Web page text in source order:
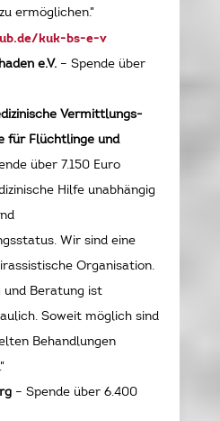
ermöglichen."
kuk-bs-e-v
e.V.– Spende über
Vermittlungs-
für Flüchtlinge und
über 7.150 Euro
Hilfe unabhängig
Wir sind eine
Organisation.
Beratung ist
Soweit möglich sind
Behandlungen
– Spende über 6.400